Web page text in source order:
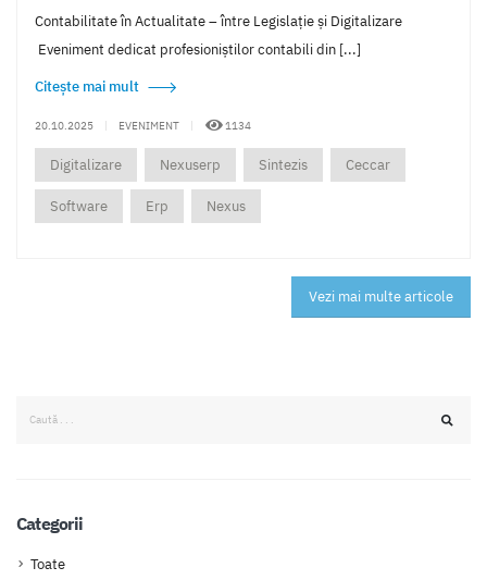
Contabilitate în Actualitate – între Legislație și Digitalizare
Eveniment dedicat profesioniștilor contabili din [...]
Citește mai mult
20.10.2025 | EVENIMENT | 1134
Digitalizare Nexuserp Sintezis Ceccar
Software Erp Nexus
Vezi mai multe articole
Categorii
Toate